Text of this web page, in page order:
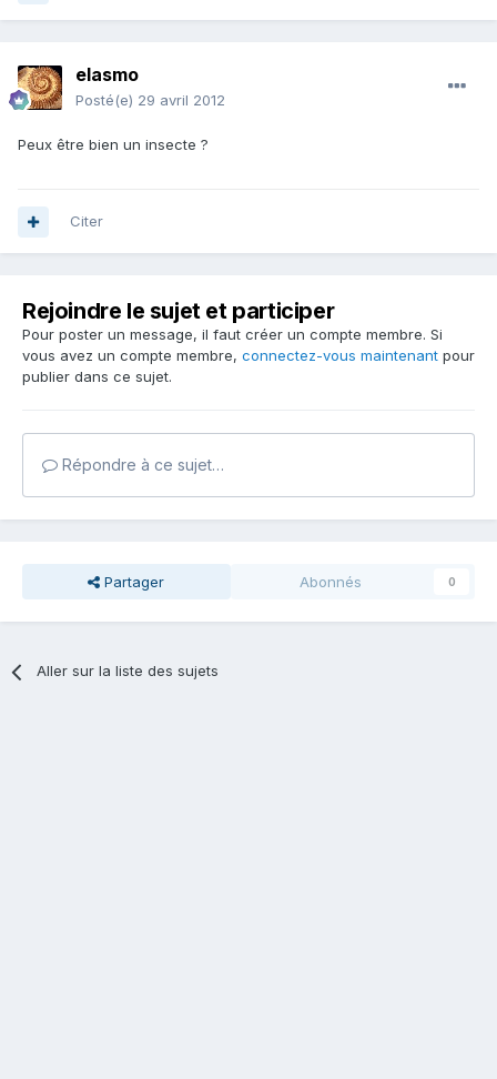
elasmo
Posté(e) 29 avril 2012
Peux être bien un insecte ?
Citer
Rejoindre le sujet et participer
Pour poster un message, il faut créer un compte membre. Si
vous avez un compte membre, connectez-vous maintenant pour
publier dans ce sujet.
Répondre à ce sujet…
Partager Abonnés 0
Aller sur la liste des sujets